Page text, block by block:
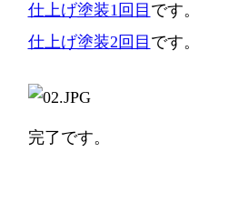
仕上げ塗装1回目 です。
仕上げ塗装2回目 です。
完了です。